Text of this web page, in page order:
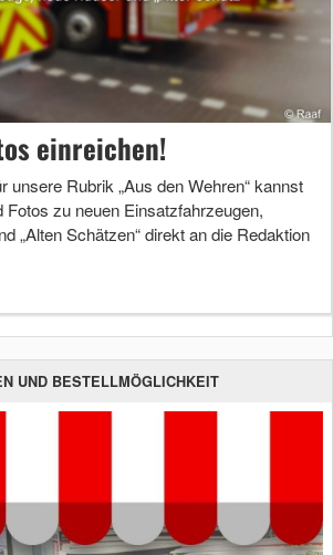
einreichen!
unsere Rubrik „Aus den Wehren“ kannst
Fotos zu neuen Einsatzfahrzeugen,
„Alten Schätzen“ direkt an die Redaktion
UND BESTELLMÖGLICHKEIT